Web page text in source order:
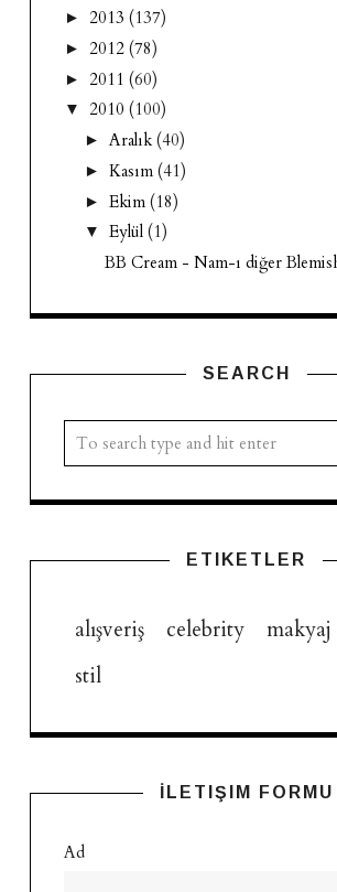
► 2013 (137)
► 2012 (78)
► 2011 (60)
▼ 2010 (100)
► Aralık (40)
► Kasım (41)
► Ekim (18)
▼ Eylül (1)
BB Cream - Nam-ı diğer
SEARCH
ETIKETLER
alışveriş celebrity makyaj
stil
İLETIŞIM FORMU
Ad